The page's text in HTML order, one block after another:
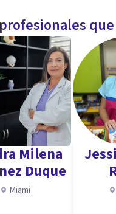
Milena
Duque
Miami